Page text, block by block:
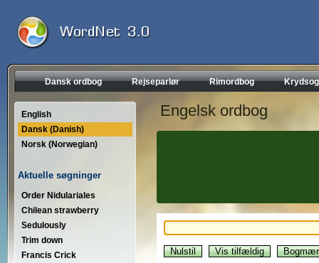
Dansk ordbog Rejseparlør Rimordbog
English
Dansk (Danish)
Norsk (Norwegian)
Aktuelle søgninger
Order Nidulariales
Chilean strawberry
Sedulously
Trim down
Francis Crick
Engelsk ordbog